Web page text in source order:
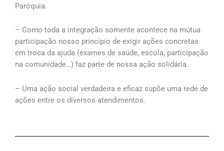
Paróquia.
– Como toda a integração somente acontece na mútua
participação nosso princípio de exigir ações concretas
em troca da ajuda (exames de saúde, escola, participação
na comunidade…) faz parte de nossa ação solidária.
– Uma ação social verdadeira e eficaz supõe uma rede de
ações entre os diversos atendimentos.